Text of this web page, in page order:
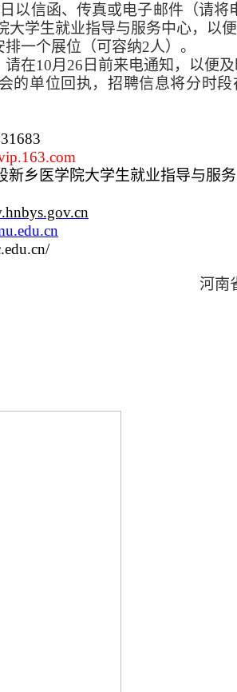
以信函、传真或电子邮件 （请
大学生就业指导与服务中心，以
一个展位（可容纳2人）。
在10月26日前来电通知，以便及
的单位回执，招聘信息将分时段
新乡医学院大学生就业指导与服
河南